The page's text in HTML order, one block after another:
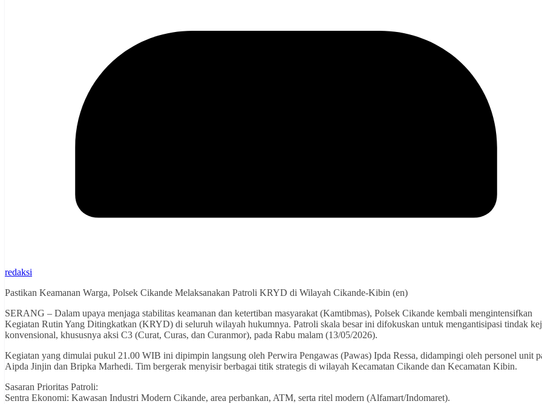
redaksi
Pastikan Keamanan Warga, Polsek Cikande Melaksanakan Patroli KRYD di Wilayah Cikande-Kibin (en)
SERANG – Dalam upaya menjaga stabilitas keamanan dan ketertiban masyarakat (Kamtibmas), Polsek Cikande kembali mengintensifkan
Kegiatan Rutin Yang Ditingkatkan (KRYD) di seluruh wilayah hukumnya. Patroli skala besar ini difokuskan untuk mengantisipasi tindak
konvensional, khususnya aksi C3 (Curat, Curas, dan Curanmor), pada Rabu malam (13/05/2026).
​Kegiatan yang dimulai pukul 21.00 WIB ini dipimpin langsung oleh Perwira Pengawas (Pawas) Ipda Ressa, didampingi oleh personel unit
Aipda Jinjin dan Bripka Marhedi. Tim bergerak menyisir berbagai titik strategis di wilayah Kecamatan Cikande dan Kecamatan Kibin.
​Sasaran Prioritas Patroli:
​Sentra Ekonomi: Kawasan Industri Modern Cikande, area perbankan, ATM, serta ritel modern (Alfamart/Indomaret).